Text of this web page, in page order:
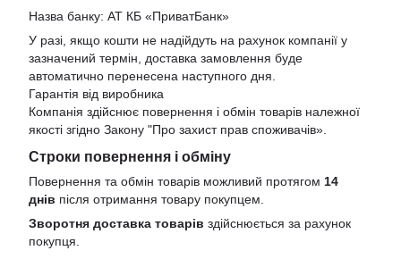
Назва банку: АТ КБ «ПриватБанк»
У разі, якщо кошти не надійдуть на рахунок компанії у
зазначений термін, доставка замовлення буде
автоматично перенесена наступного дня.
Гарантія від виробника
Компанія здійснює повернення і обмін товарів належної
якості згідно Закону "Про захист прав споживачів»
Строки повернення і обміну
Повернення та обмін товарів можливий протягом 14
днів після отримання товару покупцем.
Зворотня доставка товарів здійснюється за рахунок
покупця.